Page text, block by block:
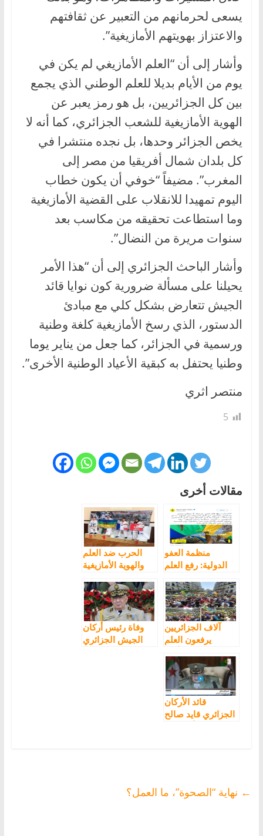
يسعى لحرمانهم من التعبير عن ثقافتهم
والاعتزاز بهويتهم الأمازيغية”.
وأشار إلى أن “العلم الأمازيغي لم يكن في
يوم من الأيام بديلا للعلم الوطني الذي يجمع
بين كل الجزائريين، بل هو رمز يعبر عن
الهوية الأمازيغية للشعب الجزائري، كما أنه لا
يخص الجزائر وحدها، بل نجده منتشرا في
كل بلدان شمال أفريقيا من مصر إلى
المغرب”. مضيفاً “خوفي أن يكون خطاب
اليوم تمهيدا للانقلاب على القضية الأمازيغية
وما استطاعت تحقيقه من مكاسب بعد
سنوات مريرة من النضال”.
وأشار الباحث الجزائري إلى أن “هذا الأمر
يحيلنا على مسألة ضرورية كون نوايا قائد
الجيش تتعارض بشكل كلي مع مبادئ
الدستور، الذي رسخ الأمازيغية كلغة وطنية
ورسمية في الجزائر، كما جعل من يناير يوما
وطنيا يحتفل به كبقية الأعياد الوطنية الأخرى”.
منتصر اثري
5
مقالات أخرى
منظمة العفو
الدولية: رفع العلم
جريمة
الحرب ضد العلم
والهوية الأمازيغية
على ناديين
ومسؤولين بتهمة“
اهانة العلم
الوطني”
آلاف الجزائريين
يرفعون العلم
تهديدات قائد
الجيش
وفاة رئيس أركان
الجيش الجزائري
قائد الأركان
الجزائري قايد صالح
← نهاية “الصحوة”، ما العمل؟